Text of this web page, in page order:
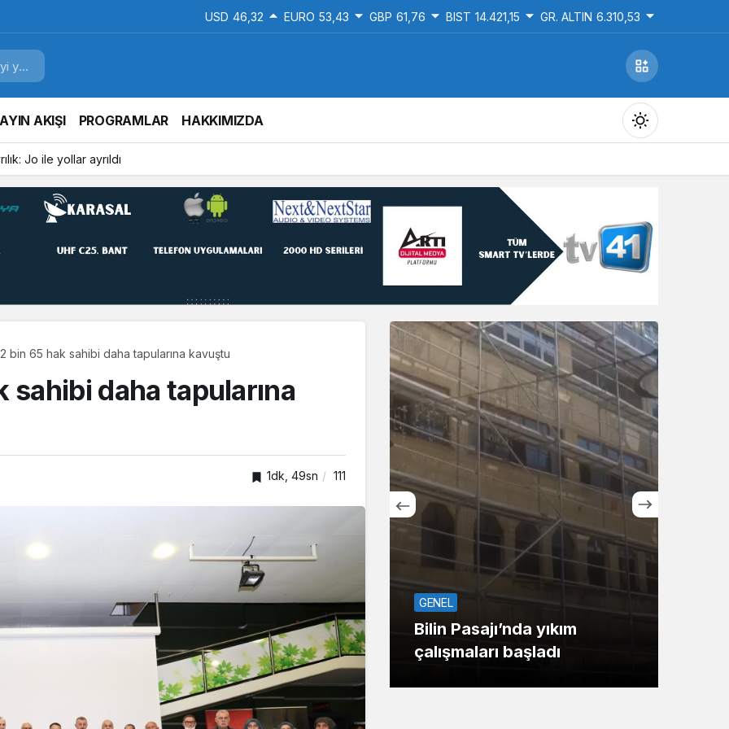
USD 46,32 EURO 53,43 GBP 61,76 BIST 14.421,15 GR. ALTIN 6.310,53
AKIŞI PROGRAMLAR HAKKIMIZDA
Gündüz Modu
Gündüz modunu seçin.
Gece modunu seçin.
Sistem Modu
Sistem modunu seçin.
Kocaeli İl Başkanlığına Yetkilendirildi
bin 65 hak sahibi daha tapularına kavuştu
sahibi daha tapularına
1dk, 49sn 111
Parti
TOP20HABER
Başkan Büyükakın Ulaşım
Projelerini Yerinde İnceledi
GENEL
Bilin Pasajı’nda yıkım
çalışmaları başladı